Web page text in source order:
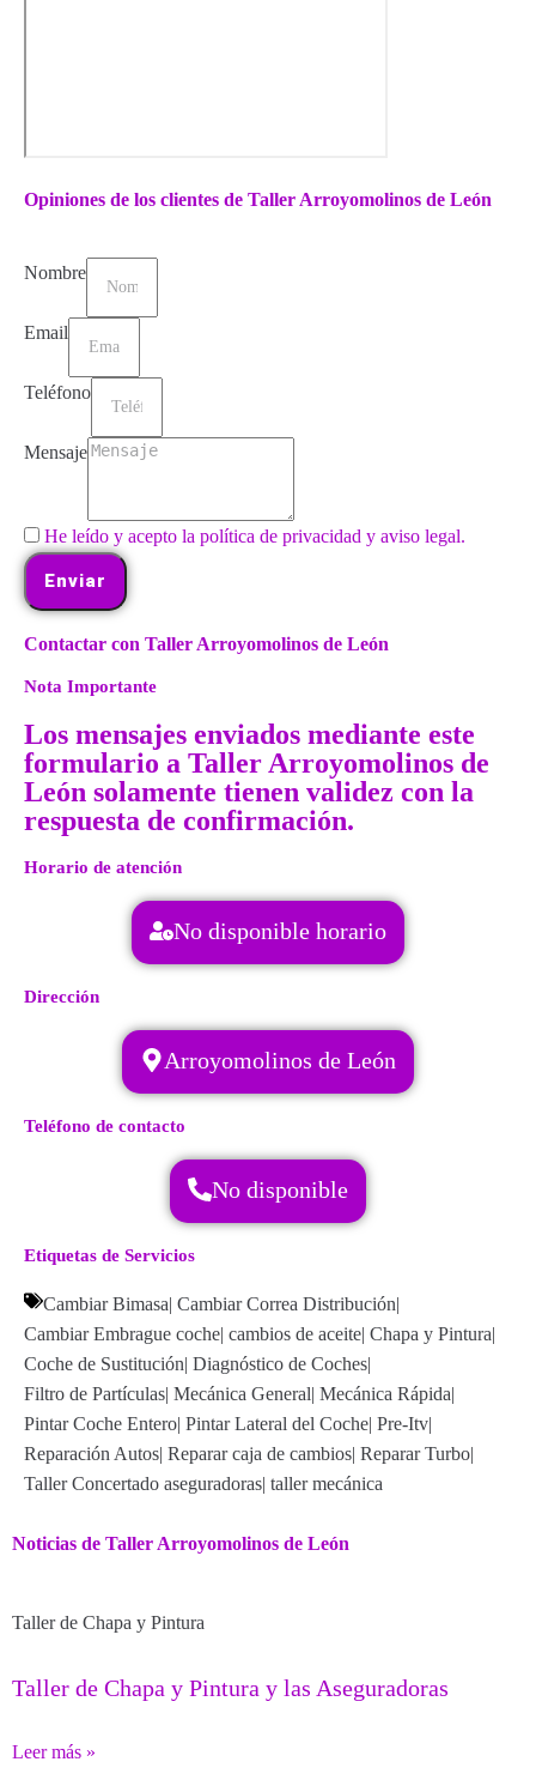
Opiniones de los clientes de Taller Arroyomolinos de León
Nombre
Email
Teléfono
Mensaje
He leído y acepto la política de privacidad y aviso legal.
Enviar
Contactar con Taller Arroyomolinos de León
Nota Importante
Los mensajes enviados mediante este
formulario a Taller Arroyomolinos de
León solamente tienen validez con la
respuesta de confirmación.
Horario de atención
No disponible horario
Dirección
Arroyomolinos de León
Teléfono de contacto
No disponible
Etiquetas de Servicios
Cambiar Bimasa| Cambiar Correa Distribución|
Cambiar Embrague coche| cambios de aceite| Chapa y Pintura|
Coche de Sustitución| Diagnóstico de Coches|
Filtro de Partículas| Mecánica General| Mecánica Rápida|
Pintar Coche Entero| Pintar Lateral del Coche| Pre-Itv|
Reparación Autos| Reparar caja de cambios| Reparar Turbo|
Taller Concertado aseguradoras| taller mecánica
Noticias de Taller Arroyomolinos de León
Taller de Chapa y Pintura
Taller de Chapa y Pintura y las Aseguradoras
Leer más »